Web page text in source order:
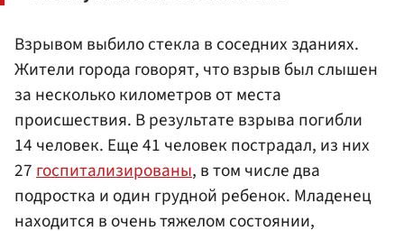
Взрывом выбило стекла в соседних зданиях.
Жители города говорят, что взрыв был слышен
за несколько километров от места
происшествия. В результате взрыва погибли
14 человек. Еще 41 человек пострадал, из них
27госпитализированы, в том числе два
подростка и один грудной ребенок. Младенец
находится в очень тяжелом состоянии,